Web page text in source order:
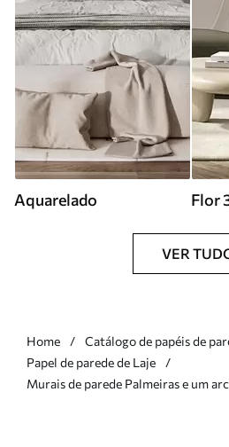
Aquarelado Flor
VER
Home
Catálogo de papéis de
Papel de parede de Laje
Murais de parede Palmeiras e um